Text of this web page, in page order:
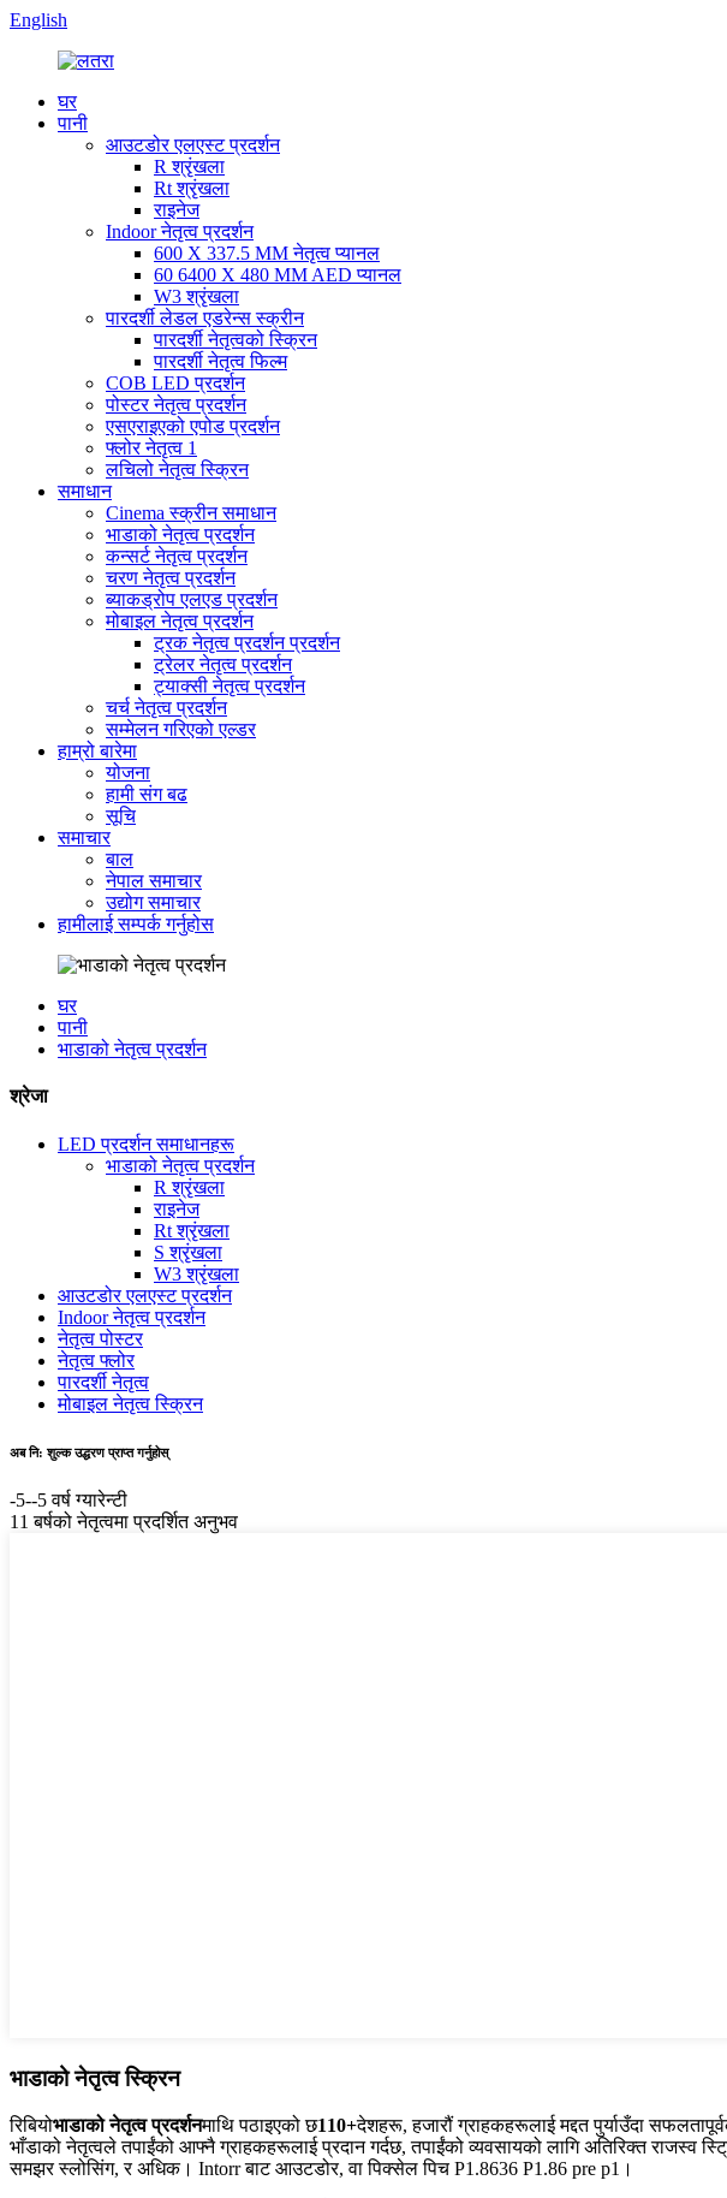
English
घर
पानी
आउटडोर एलएस्ट प्रदर्शन
R श्रृंखला
Rt श्रृंखला
राइनेज
Indoor नेतृत्व प्रदर्शन
600 X 337.5 MM नेतृत्व प्यानल
60 6400 X 480 MM AED प्यानल
W3 श्रृंखला
पारदर्शी लेडल एडरेन्स स्क्रीन
पारदर्शी नेतृत्वको स्क्रिन
पारदर्शी नेतृत्व फिल्म
COB LED प्रदर्शन
पोस्टर नेतृत्व प्रदर्शन
एसएराइएको एपोड प्रदर्शन
फ्लोर नेतृत्व 1
लचिलो नेतृत्व स्क्रिन
समाधान
Cinema स्क्रीन समाधान
भाडाको नेतृत्व प्रदर्शन
कन्सर्ट नेतृत्व प्रदर्शन
चरण नेतृत्व प्रदर्शन
ब्याकड्रोप एलएड प्रदर्शन
मोबाइल नेतृत्व प्रदर्शन
ट्रक नेतृत्व प्रदर्शन प्रदर्शन
ट्रेलर नेतृत्व प्रदर्शन
ट्याक्सी नेतृत्व प्रदर्शन
चर्च नेतृत्व प्रदर्शन
सम्मेलन गरिएको एल्डर
हाम्रो बारेमा
योजना
हामी संग बढ
सूचि
समाचार
बाल
नेपाल समाचार
उद्योग समाचार
हामीलाई सम्पर्क गर्नुहोस
घर
पानी
भाडाको नेतृत्व प्रदर्शन
श्रेजा
LED प्रदर्शन समाधानहरू
भाडाको नेतृत्व प्रदर्शन
R श्रृंखला
राइनेज
Rt श्रृंखला
S श्रृंखला
W3 श्रृंखला
आउटडोर एलएस्ट प्रदर्शन
Indoor नेतृत्व प्रदर्शन
नेतृत्व पोस्टर
नेतृत्व फ्लोर
पारदर्शी नेतृत्व
मोबाइल नेतृत्व स्क्रिन
अब नि: शुल्क उद्धरण प्राप्त गर्नुहोस्
-5--5 वर्ष ग्यारेन्टी
11 बर्षको नेतृत्वमा प्रदर्शित अनुभव
भाडाको नेतृत्व स्क्रिन
रिबियोभाडाको नेतृत्व प्रदर्शनमाथि पठाइएको छ110+देशहरू, हजारौं ग्राहकहरूलाई मद्दत पुर्याउँदा
भाँडाको नेतृत्वले तपाईंको आफ्नै ग्राहकहरूलाई प्रदान गर्दछ, तपाईंको व्यवसायको लागि अतिरिक्त राजस्व
समझर स्लोसिंग, र अधिक। Intorr बाट आउटडोर, वा पिक्सेल पिच P1.8636 P1.86 pre p1।